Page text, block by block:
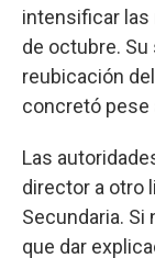
intensificar las
de octubre.
reubicación del
concretó pese
Las
director a otro
Secundaria. Si
que dar